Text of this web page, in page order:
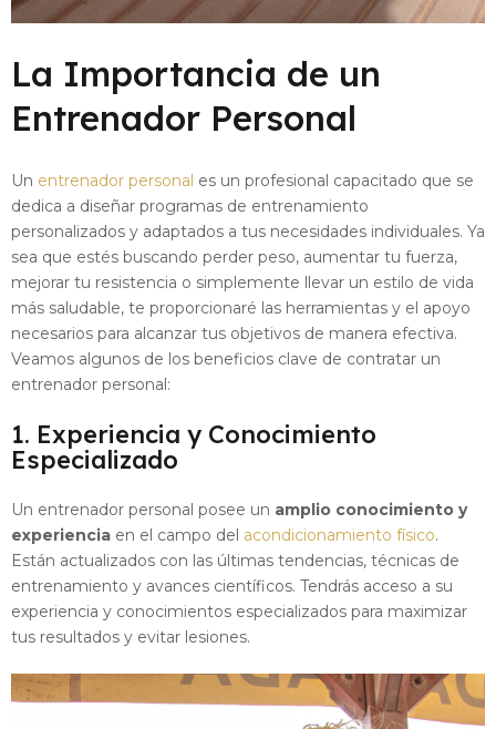
La Importancia de un
Entrenador Personal
Un entrenador personal es un profesional capacitado que se
dedica a diseñar programas de entrenamiento
personalizados y adaptados a tus necesidades individuales. Ya
sea que estés buscando perder peso, aumentar tu fuerza,
mejorar tu resistencia o simplemente llevar un estilo de vida
más saludable, te proporcionaré las herramientas y el apoyo
necesarios para alcanzar tus objetivos de manera efectiva.
Veamos algunos de los beneficios clave de contratar un
entrenador personal:
1. Experiencia y Conocimiento
Especializado
Un entrenador personal posee un amplio conocimiento y
experiencia en el campo del acondicionamiento físico.
Están actualizados con las últimas tendencias, técnicas de
entrenamiento y avances científicos. Tendrás acceso a su
experiencia y conocimientos especializados para maximizar
tus resultados y evitar lesiones.